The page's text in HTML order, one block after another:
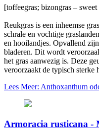
[toffeegras; bizongras –
Reukgras is een inheemse
schrale en vochtige
en hooilandjes. Opvallend
bladeren. Dit wordt
het gras aanwezig is. Deze
veroorzaakt de typisch sterke
Lees Meer: Anthoxanthum
Armoracia rusticana